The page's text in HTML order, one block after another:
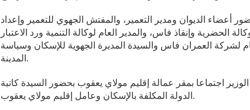
أعضاء الديوان ومدير التعمير، والمفتش الجهوي للتعمير وإعداد
الحضرية وإنقاذ فاس، والمدير العام لوكالة التنمية ورد الاعتبار
لشركة العمران فاس والسيدة المديرة الجهوية للإسكان وسياسة
المدينة.
اجتماعا بمقر عمالة إقليم مولاي يعقوب بحضور السيدة كاتبة
الدولة المكلفة بالإسكان وعامل إقليم مولاي يعقوب.